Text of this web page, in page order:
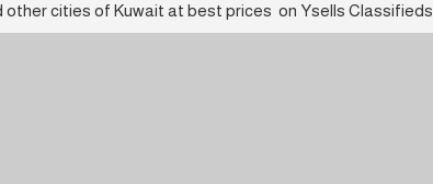
other cities of Kuwait at best prices on Ysells Classifieds.